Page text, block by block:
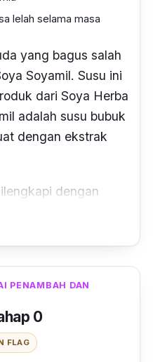
lelah selama masa
yang bagus salah
Soyamil. Susu ini
dari Soya Herba
adalah susu bubuk
dengan ekstrak
dengan
asam folat,
alami yang
alami, dan tidak
PENAMBAH DAN
0
FLAG